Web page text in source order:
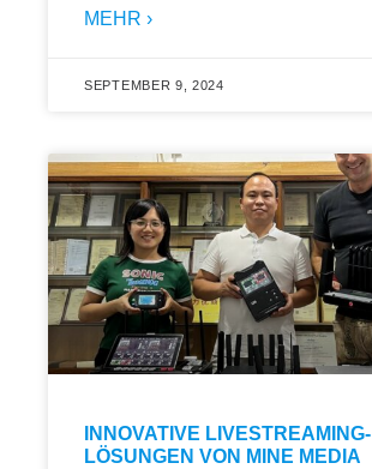
MEHR ›
SEPTEMBER 9, 2024
INNOVATIVE LIVESTREAMING-
LÖSUNGEN VON MINE MEDIA